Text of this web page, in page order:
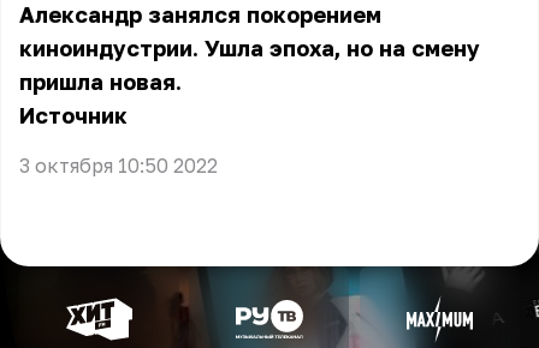
Александр занялся покорением
киноиндустрии. Ушла эпоха, но на смену
пришла новая.
Источник
3 октября 10:50 2022